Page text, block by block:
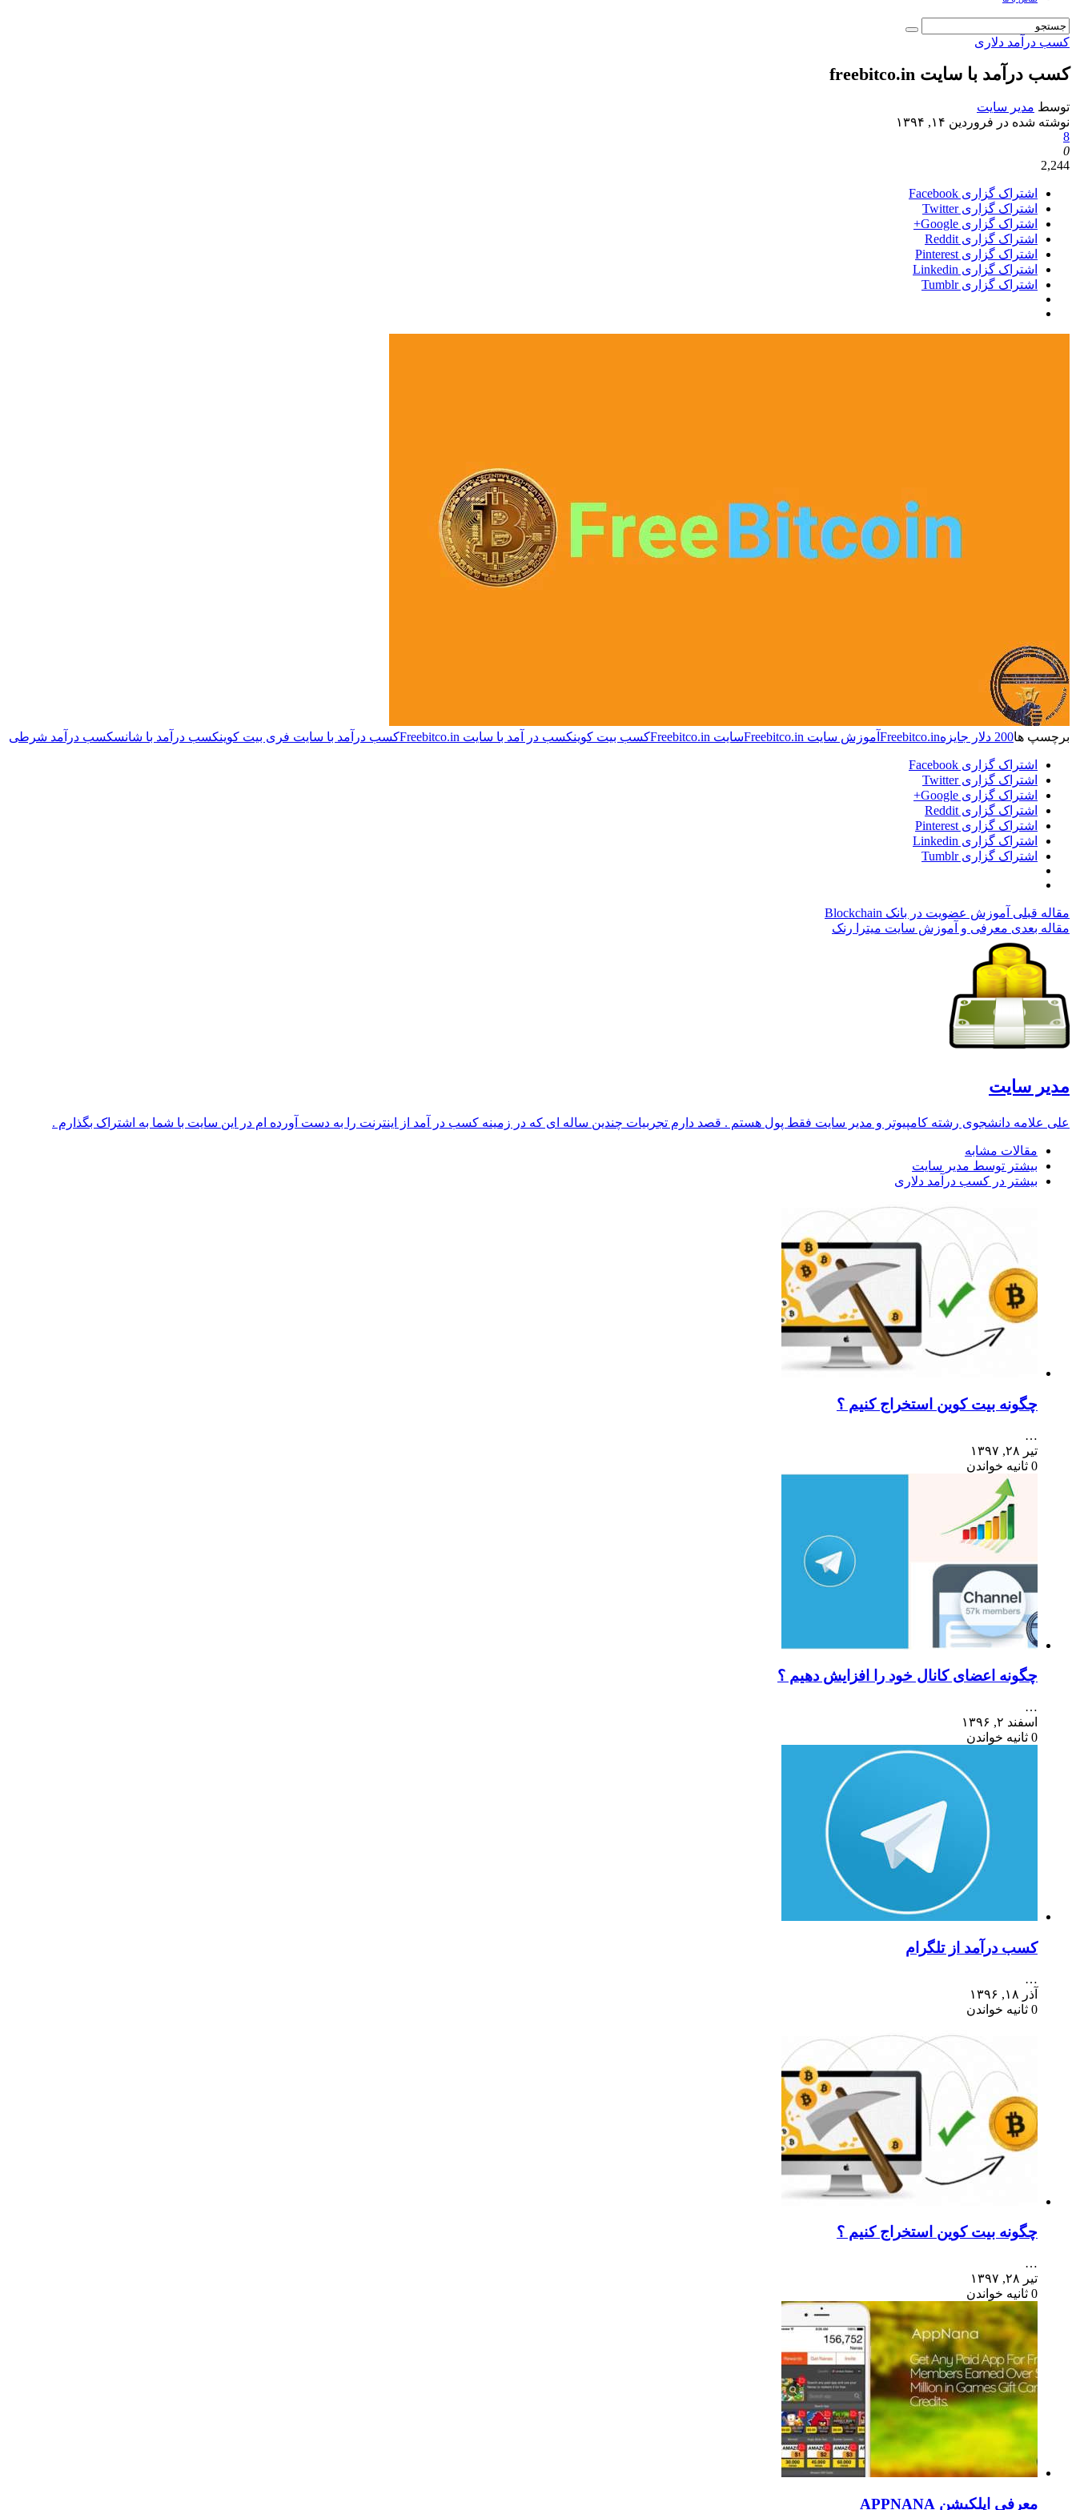
کسب درآمد دلاری
کسب درآمد با سایت freebitco.in
توسط مدیر سایت
نوشته شده در فروردین ۱۴, ۱۳۹۴
8
0
2,244
اشتراک گزاری Facebook
اشتراک گزاری Twitter
اشتراک گزاری Google+
اشتراک گزاری Reddit
اشتراک گزاری Pinterest
اشتراک گزاری Linkedin
اشتراک گزاری Tumblr
برچسپ ها200 دلار جایزه Freebitco.in آموزش سایت Freebitco.in سایت Freebitco.in کسب بیت کوینکسب در آمد با سایت Freebitco.in کسب درآمد با سایت فری بیت کوینکسب درآمد با شانسکسب درآمد شرطی
اشتراک گزاری Facebook
اشتراک گزاری Twitter
اشتراک گزاری Google+
اشتراک گزاری Reddit
اشتراک گزاری Pinterest
اشتراک گزاری Linkedin
اشتراک گزاری Tumblr
مقاله قبلی آموزش عضویت در بانک Blockchain
مقاله بعدی معرفی و آموزش سایت میترا رنک
مدیر سایت
علی علامه دانشجوی رشته کامپیوتر و مدیر سایت فقط پول هستم . قصد دارم تجربیات چندین ساله ای که در زمینه کسب در آمد از اینترنت را به دست آورده ام در این سایت با شما به اشتراک بگذارم .
مقالات مشابه
بیشتر توسط مدیر سایت
بیشتر در کسب درآمد دلاری
چگونه بیت کوین استخراج کنیم ؟
…
تیر ۲۸, ۱۳۹۷
0 ثانیه خواندن
چگونه اعضای کانال خود را افزایش دهیم ؟
…
اسفند ۲, ۱۳۹۶
0 ثانیه خواندن
کسب درآمد از تلگرام
…
آذر ۱۸, ۱۳۹۶
0 ثانیه خواندن
چگونه بیت کوین استخراج کنیم ؟
…
تیر ۲۸, ۱۳۹۷
0 ثانیه خواندن
معرفی اپلکیشن APPNANA